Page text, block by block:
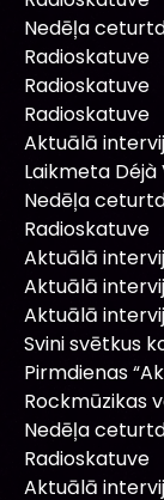
Nedēļa
Radioskatuve
Radioskatuve
Radioskatuve
Aktuālā
Laikmeta Déjà
Nedēļa
Radioskatuve
Aktuālā
Aktuālā
Aktuālā
Svini svētkus
Pirmdienas
Rockmūzikas
Nedēļa
Radioskatuve
Aktuālā